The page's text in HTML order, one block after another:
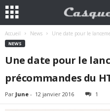
Accueil News Une date pour le
NEWS
Une date pour le
précommandes du
Par June - 12 janvier 2016 1